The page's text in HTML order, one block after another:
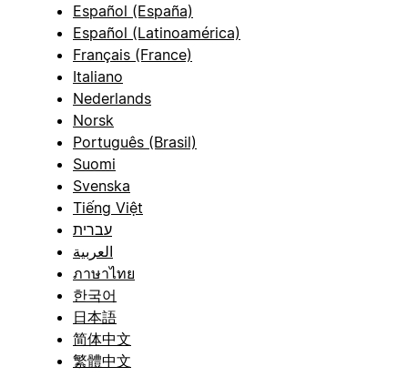
Español (España)
Español (Latinoamérica)
Français (France)
Italiano
Nederlands
Norsk
Português (Brasil)
Suomi
Svenska
Tiếng Việt
עברית
العربية
ภาษาไทย
한국어
日本語
简体中文
繁體中文